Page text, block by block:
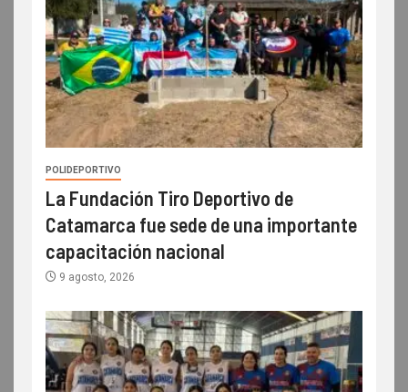
POLIDEPORTIVO
La Fundación Tiro Deportivo de
Catamarca fue sede de una importante
capacitación nacional
9 agosto, 2026